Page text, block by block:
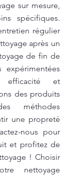
sur mesure,
spécifiques.
régulier
après un
de fin de
expérimentées
efficacité et
des produits
méthodes
une propreté
nous pour
et profitez de
! Choisir
nettoyage